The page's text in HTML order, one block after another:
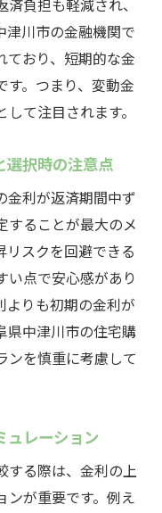
負担も軽減され、
津川市の金融機関で
ており、短期的な金
す。つまり、変動金
て注目されます。
選択時の注意点
金利が返済期間中ず
することが最大のメ
リスクを回避できる
い点で安心感があり
よりも初期の金利が
県中津川市の住宅購
ンを慎重に考慮して
ュレーション
する際は、金利の上
ンが重要です。例え